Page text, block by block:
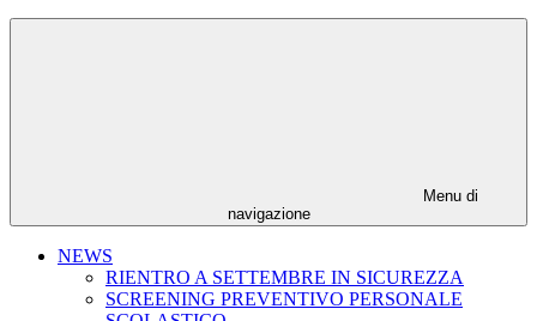
Menu di
navigazione
NEWS
RIENTRO A SETTEMBRE IN SICUREZZA
SCREENING PREVENTIVO PERSONALE